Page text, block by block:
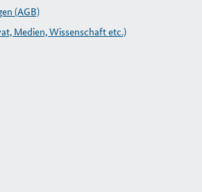
(AGB)
Medien, Wissenschaft etc.)